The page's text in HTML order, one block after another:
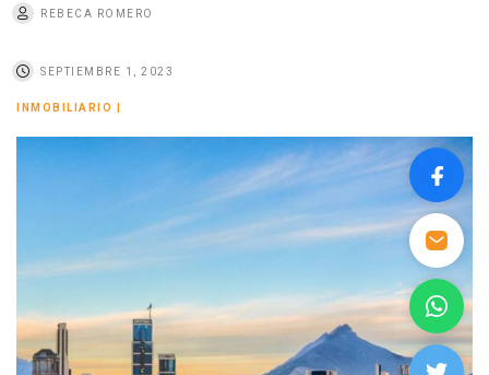
REBECA ROMERO
SEPTIEMBRE 1, 2023
INMOBILIARIO